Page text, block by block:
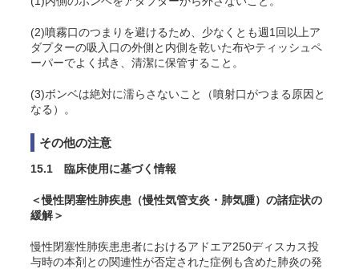
(2)噴霧口のつまりを避けるため、少なくとも週1回以上ア
ダプターの吸入口の外側と内側を乾いた布やティッシュペ
ーパーでよく拭き、清潔に保管すること。
(3)ボンベは絶対に濡らさないこと（噴射口がつまる原因と
なる）。
その他の注意
15.1 臨床使用に基づく情報
＜慢性閉塞性肺疾患（慢性気管支炎・肺気腫）の諸症状の
緩解＞
慢性閉塞性肺疾患患者におけるアドエア250ディスカス投
与時の本剤との関連性が否定された症例も含めた肺炎の発